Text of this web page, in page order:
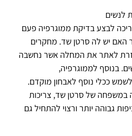
לנשים
אישה מעל גיל 50 צריכה לבצע בדיקת ממוגרפיה פעם
האם יש לה סרטן שד. מחקרים
לאתר את המחלה אשר נחשבה
בנוסף לממוגרפיה,
לשמש ככלי נוסף לאבחון מוקדם.
במשפחה של סרטן שד, צריכות
גבוהה יותר ורצוי להתחיל גם